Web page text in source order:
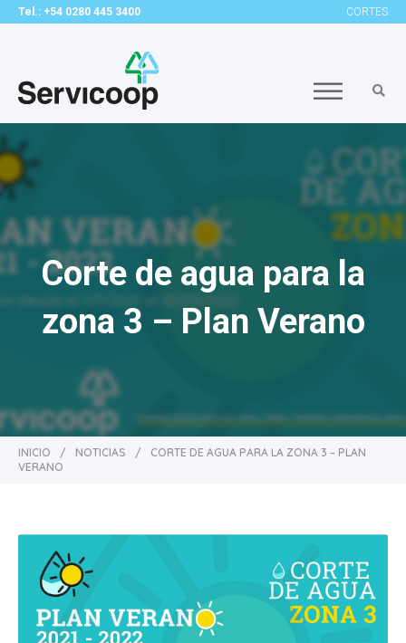
Tel.: +54 0280 445 3400 CORTES
Corte de agua para la
zona 3 – Plan Verano
INICIO / NOTICIAS /
CORTE DE AGUA PARA LA ZONA 3 – PLAN
VERANO